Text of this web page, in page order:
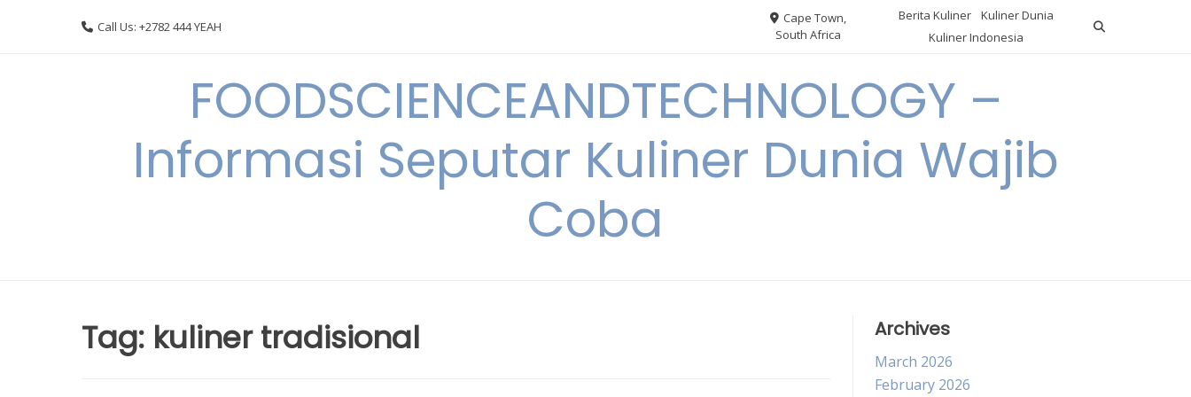
Call Us: +2782 444 YEAH
Cape Town,
South Africa
Berita Kuliner
Kuliner Dunia
Kuliner Indonesia
FOODSCIENCEANDTECHNOLOGY –
Informasi Seputar Kuliner Dunia Wajib
Coba
Tag: kuliner tradisional Archives
March 2026
February 2026